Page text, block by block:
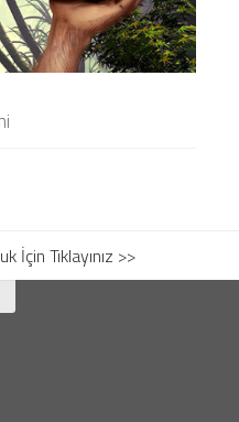
İçin Tıklayınız >>